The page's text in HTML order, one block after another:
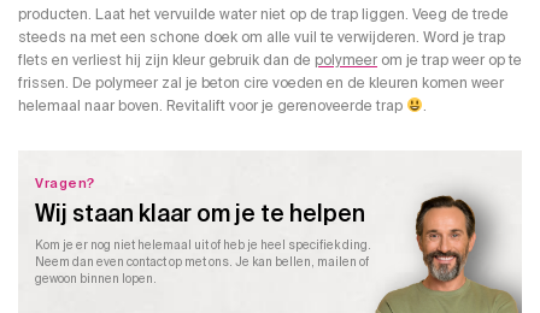
producten. Laat het vervuilde water niet op de trap liggen. Veeg de trede
steeds na met een schone doek om alle vuil te verwijderen. Word je trap
flets en verliest hij zijn kleur gebruik dan de polymeer om je trap weer op te
frissen. De polymeer zal je beton cire voeden en de kleuren komen weer
helemaal naar boven. Revitalift voor je gerenoveerde trap
.
Vragen?
Wij staan klaar om je te helpen
Kom je er nog niet helemaal uit of heb je heel specifiek ding.
Neem dan even contact op met ons. Je kan bellen, mailen of
gewoon binnen lopen.